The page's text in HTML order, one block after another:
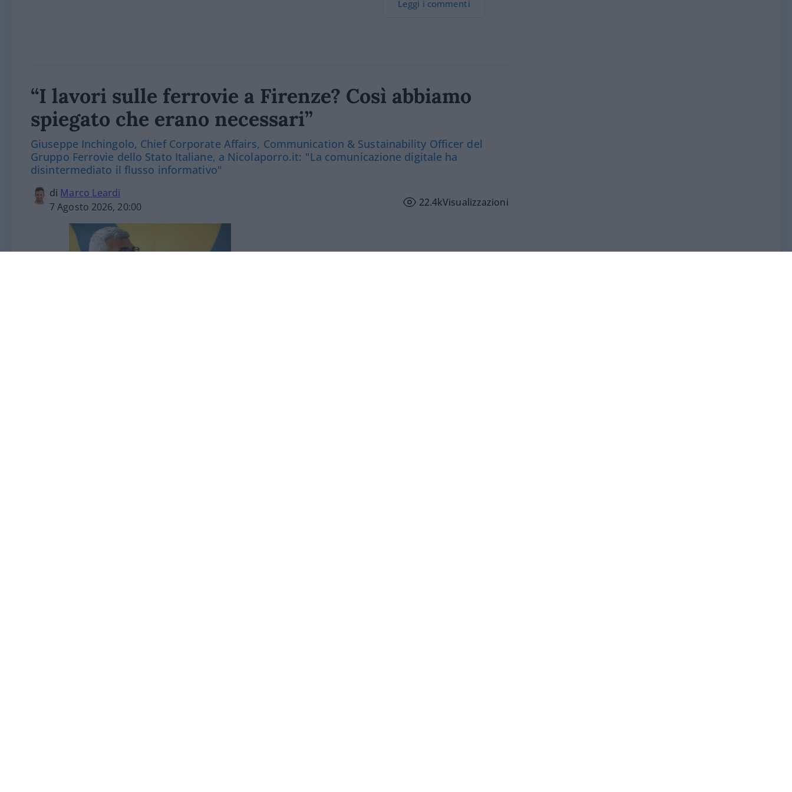
Leggi i commenti
“I lavori sulle ferrovie a Firenze? Così abbiamo
spiegato che erano necessari”
Giuseppe Inchingolo, Chief Corporate Affairs, Communication & Sustainability Officer del
Gruppo Ferrovie dello Stato Italiane, a Nicolaporro.it: "La comunicazione digitale ha
disintermediato il flusso informativo"
di Marco Leardi
7 Agosto 2026, 20:00
22.4kVisualizzazioni